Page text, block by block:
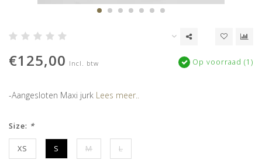
€125,00 Incl. btw Op voorraad (1)
-Aangesloten Maxi jurk Lees meer..
Size: *
XS S M L